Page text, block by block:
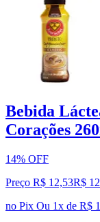
Bebida
Corações
14% OFF
Preço R$ 12,53R$ 12
no Pix Ou 1x de R$